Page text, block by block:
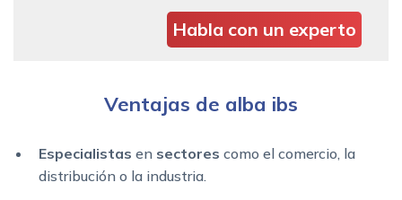
Habla con un experto
Ventajas de alba ibs
Especialistas en sectores como el comercio, la
distribución o la industria.